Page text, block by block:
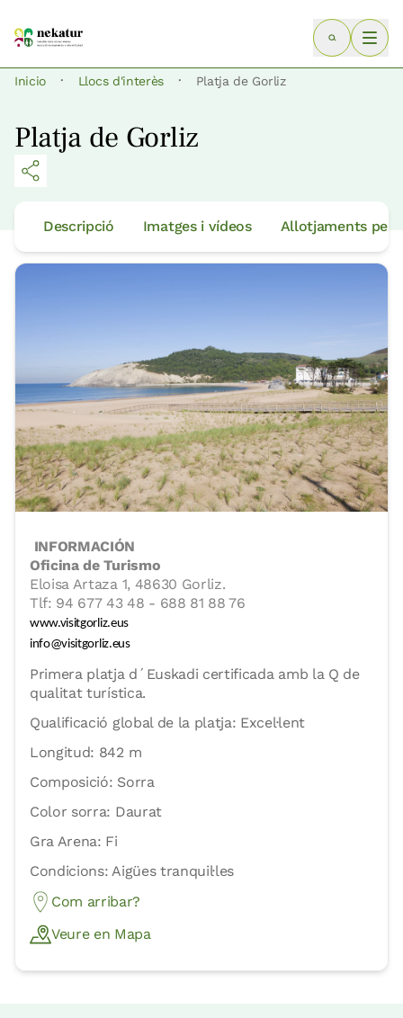
Inicio · Llocs d'interès · Platja de Gorliz
Platja de Gorliz
Descripció Imatges i vídeos Allotjaments per
INFORMACIÓN
Oficina de Turismo
Eloisa Artaza 1, 48630 Gorliz.
Tlf: 94 677 43 48 - 688 81 88 76
www.visitgorliz.eus
info@visitgorliz.eus
Primera platja d´Euskadi certificada amb la Q de
qualitat turística.
Qualificació global de la platja: Excel·lent
Longitud: 842 m
Composició: Sorra
Color sorra: Daurat
Gra Arena: Fi
Condicions: Aigües tranquil·les
Com arribar?
Veure en Mapa